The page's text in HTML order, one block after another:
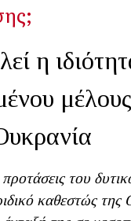
η
του
καθεστώς της